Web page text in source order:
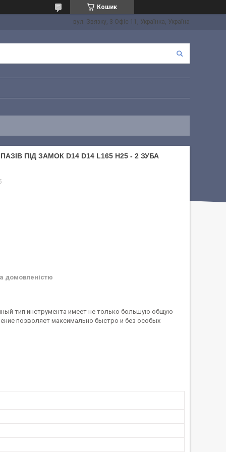
Кошик
вул. Звязку, 3 Офіс 11, Українка, Україна
ПІД ЗАМОК D14 D14 L165 H25 - 2 ЗУБА
домовленістю
тип инструмента имеет не только большую общую
позволяет максимально быстро и без особых